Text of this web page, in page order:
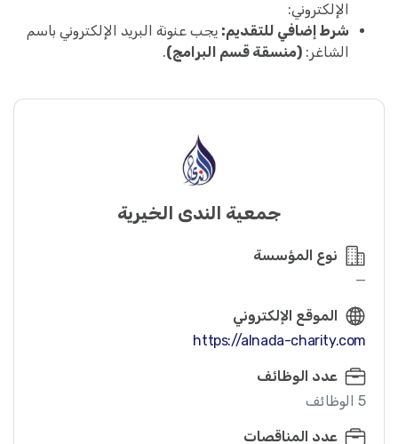
الإلكتروني:
شرط إضافي للتقديم: يجب عنونة البريد الإلكتروني باسم
الشاغر: (منسقة قسم البرامج).
جمعية الندى الخيرية
نوع المؤسسة
—
الموقع الإلكتروني
https://alnada-charity.com
عدد الوظائف
5 الوظائف
عدد المناقصات